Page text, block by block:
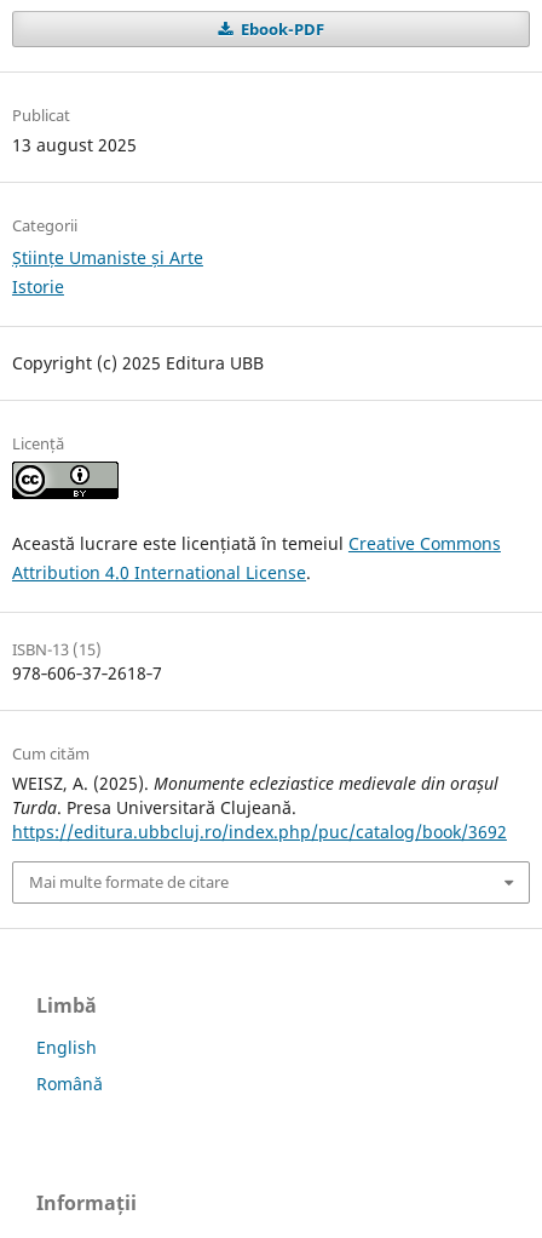
Ebook-PDF
Publicat
13 august 2025
Categorii
Științe Umaniste și Arte
Istorie
Copyright (c) 2025 Editura UBB
Licență
Această lucrare este licențiată în temeiul Creative Commons
Attribution 4.0 International License.
ISBN-13 (15)
978‐606‐37‐2618‐7
Cum cităm
WEISZ, A. (2025). Monumente ecleziastice medievale din orașul
Turda. Presa Universitară Clujeană.
https://editura.ubbcluj.ro/index.php/puc/catalog/book/3692
Mai multe formate de citare
Limbă
English
Română
Informații